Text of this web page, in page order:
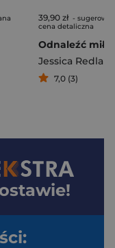
39,90 zł -
cena detaliczna
Jessica
7,0 (3)